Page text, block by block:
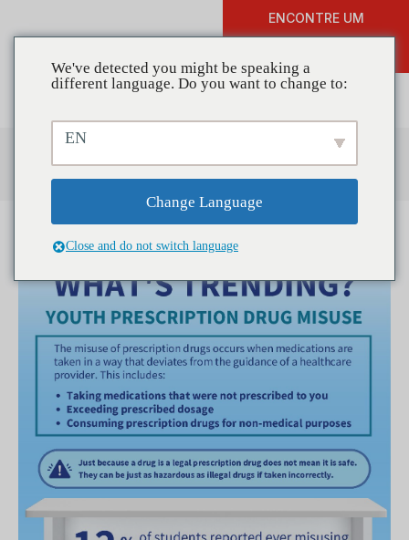
ENCONTRE UM
Centro de Recursos
We've detected you might be speaking a
different language. Do you want to change to:
EN
Change Language
Close and do not switch language